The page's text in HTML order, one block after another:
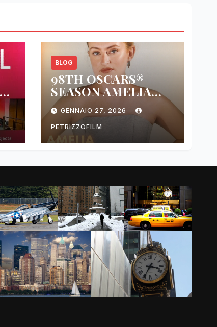
BLOG
98TH OSCARS®
SEASON AMELIA
DIMOLDENBERG
RETURNS FOR
THIRD YEAR
GENNAIO 27, 2026
PETRIZZOFILM